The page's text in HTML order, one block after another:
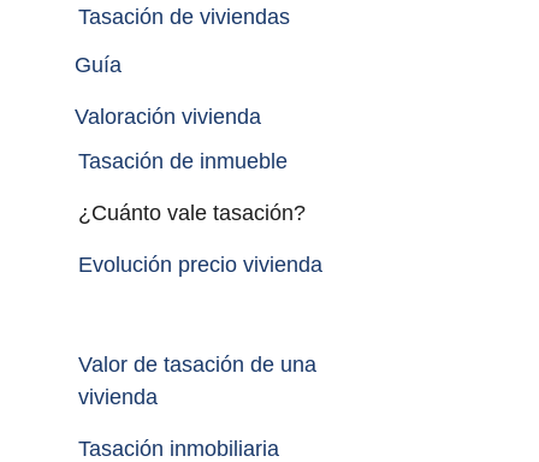
Tasación de viviendas
Guía
Valoración vivienda
Tasación de inmueble
Valor de tasación de una
vivienda
Tasación inmobiliaria
¿Cuánto vale tasación?
Evolución precio vivienda